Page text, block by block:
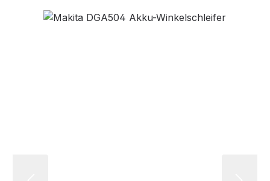
Bildergalerie überspringen